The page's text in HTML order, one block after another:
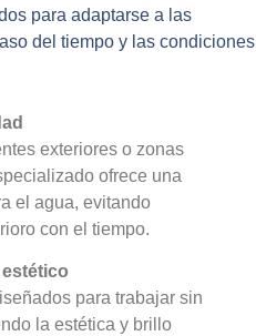
para adaptarse a las
del tiempo y las condiciones
exteriores o zonas
ofrece una
el agua, evitando
con el tiempo.
para trabajar sin
la estética y brillo